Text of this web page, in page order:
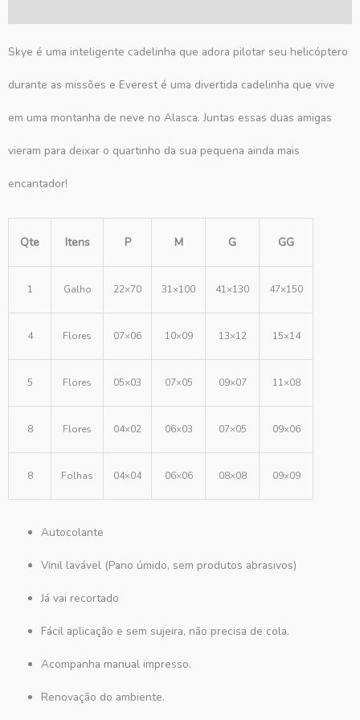
Skye é uma inteligente cadelinha que adora pilotar seu helicóptero
durante as missões e Everest é uma divertida cadelinha que vive
em uma montanha de neve no Alasca. Juntas essas duas amigas
vieram para deixar o quartinho da sua pequena ainda mais
encantador!
Qte Itens P M G GG
1 Galho 22×70 31×100 41×130 47×150
4 Flores 07×06 10×09 13×12 15×14
5 Flores 05×03 07×05 09×07 11×08
8 Flores 04×02 06×03 07×05 09×06
8 Folhas 04×04 06×06 08×08 09×09
Autocolante
Vinil lavável (Pano úmido, sem produtos abrasivos)
Já vai recortado
Fácil aplicação e sem sujeira, não precisa de cola.
Acompanha manual impresso.
Renovação do ambiente.